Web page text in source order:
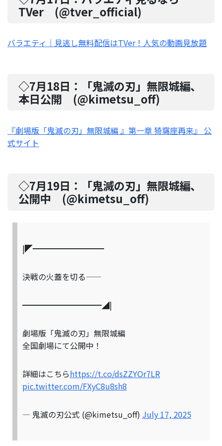
TVer (@tver_official)
バラエティ｜見逃し無料配信はTVer！人気の動画見放題
◇7月18日：
「鬼滅の刃」無限城編、
本日公開 (@kimetsu_off)
『劇場版「鬼滅の刃」無限城編 』第一章 猗窩座再来』 公
式サイト
◇7月19日：
「鬼滅の刃」無限城編、
公開中 (@kimetsu_off)
|◤━━━━━━━━━
決戦の火蓋を切る――
━━━━━━━━━━◢|
劇場版「鬼滅の刃」無限城編
全国劇場にて公開中！
詳細はこちらhttps://t.co/dsZZYOr7LR
pic.twitter.com/FXyC8u8sh8
— 鬼滅の刃公式 (@kimetsu_off) July 17, 2025